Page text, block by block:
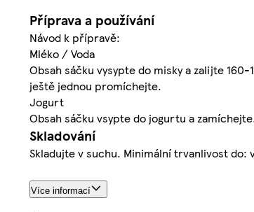
Příprava a používání
Návod k přípravě:
Mléko / Voda
Obsah sáčku vysypte do misky a zalijte
ještě jednou promíchejte.
Jogurt
Obsah sáčku vsypte do jogurtu a
Skladování
Skladujte v suchu. Minimální trvanlivost do:
Více informací